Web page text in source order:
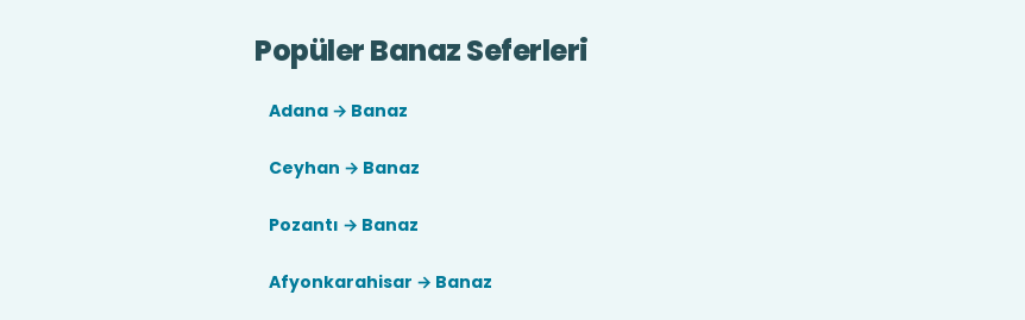
Popüler Banaz Seferleri
Adana → Banaz
Ceyhan → Banaz
Pozantı → Banaz
Afyonkarahisar → Banaz